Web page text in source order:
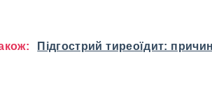
Підгострий тиреоїдит: